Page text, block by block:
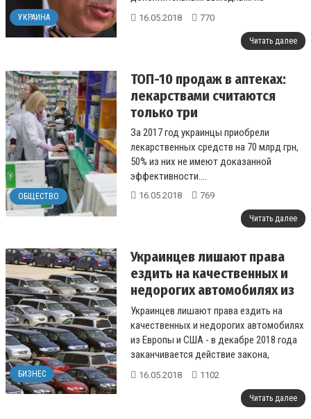
УКРАИНА
Закарпатье....
16.05.2018 770
Читать далее
ОБЩЕСТВО
ТОП-10 продаж в аптеках:
лекарствами считаются
только три
За 2017 год украинцы приобрели
лекарственных средств на 70 млрд грн,
50% из них не имеют доказанной
эффективности....
16.05.2018 769
Читать далее
БИЗНЕС
Украинцев лишают права
ездить на качественных и
недорогих автомобилях из
Европы и США
Украинцев лишают права ездить на
качественных и недорогих автомобилях
из Европы и США - в декабре 2018 года
заканчивается действие закона,
который устанавливает льготные
16.05.2018 1102
Читать далее